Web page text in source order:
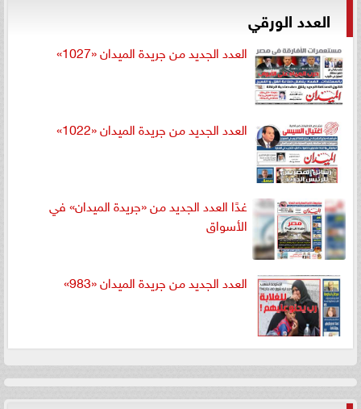
العدد الورقي
العدد الجديد من جريدة الميدان «1027»
العدد الجديد من جريدة الميدان «1022»
غدًا العدد الجديد من «جريدة الميدان» في
الأسواق
العدد الجديد من جريدة الميدان «983»